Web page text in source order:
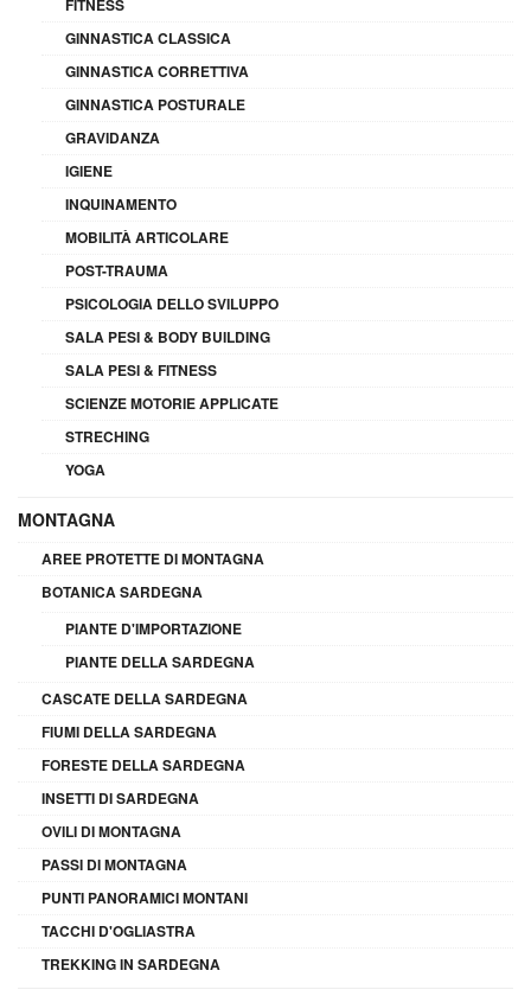
FITNESS
GINNASTICA CLASSICA
GINNASTICA CORRETTIVA
GINNASTICA POSTURALE
GRAVIDANZA
IGIENE
INQUINAMENTO
MOBILITÀ ARTICOLARE
POST-TRAUMA
PSICOLOGIA DELLO SVILUPPO
SALA PESI & BODY BUILDING
SALA PESI & FITNESS
SCIENZE MOTORIE APPLICATE
STRECHING
YOGA
MONTAGNA
AREE PROTETTE DI MONTAGNA
BOTANICA SARDEGNA
PIANTE D'IMPORTAZIONE
PIANTE DELLA SARDEGNA
CASCATE DELLA SARDEGNA
FIUMI DELLA SARDEGNA
FORESTE DELLA SARDEGNA
INSETTI DI SARDEGNA
OVILI DI MONTAGNA
PASSI DI MONTAGNA
PUNTI PANORAMICI MONTANI
TACCHI D'OGLIASTRA
TREKKING IN SARDEGNA